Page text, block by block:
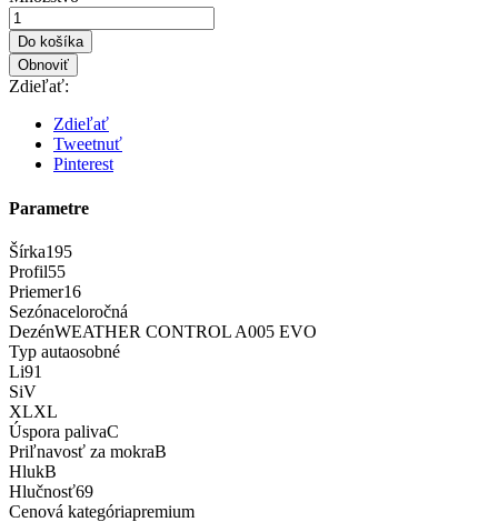
Do košíka
Zdieľať:
Zdieľať
Tweetnuť
Pinterest
Parametre
Šírka195
Profil55
Priemer16
Sezónaceloročná
DezénWEATHER CONTROL A005 EVO
Typ autaosobné
Li91
SiV
XLXL
Úspora palivaC
Priľnavosť za mokraB
HlukB
Hlučnosť69
Cenová kategóriapremium